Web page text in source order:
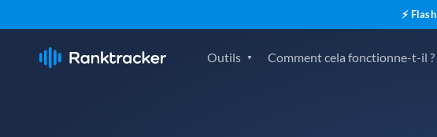
⚡
Outils Comment cela fonctionne-t-il ?